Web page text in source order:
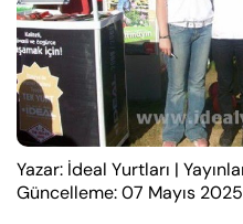
Yazar: İdeal Yurtları |
Güncelleme: 07 Mayıs 2025